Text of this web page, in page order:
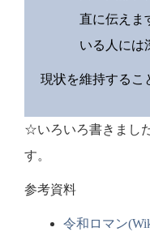
直に伝えま
いる人には
現状を維持するこ
☆いろいろ書きまし
す。
参考資料
令和ロマン